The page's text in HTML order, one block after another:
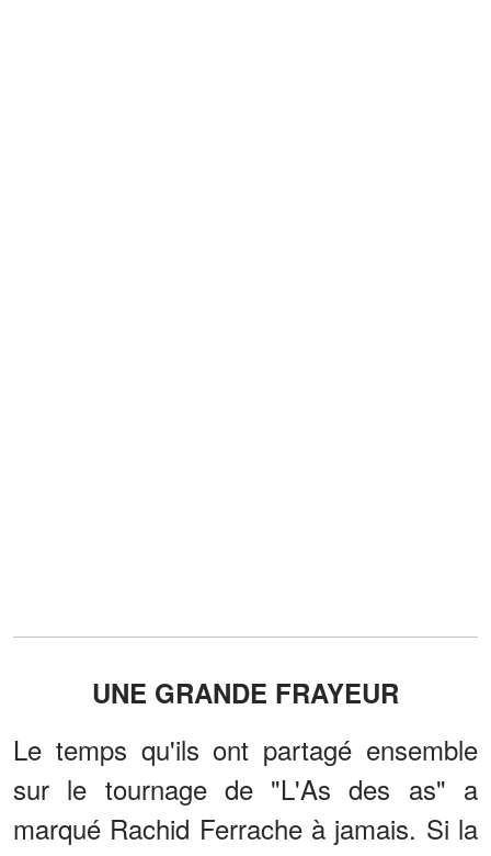
UNE GRANDE FRAYEUR
Le temps qu'ils ont partagé ensemble
sur le tournage de "L'As des as" a
marqué Rachid Ferrache à jamais. Si la